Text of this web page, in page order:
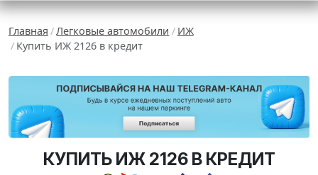
Главная Легковые автомобили
ИЖ
Купить ИЖ 2126 в кредит
КУПИТЬ ИЖ 2126 В КРЕДИТ